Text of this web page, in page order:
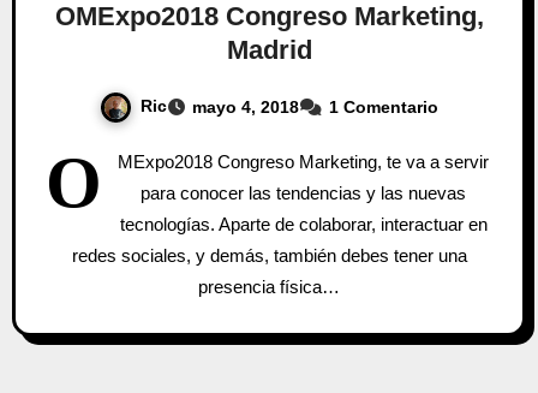
OMExpo2018 Congreso Marketing,
Madrid
Ric mayo 4, 2018 1 Comentario
O
MExpo2018 Congreso Marketing, te va a servir
para conocer las tendencias y las nuevas
tecnologías. Aparte de colaborar, interactuar en
redes sociales, y demás, también debes tener una
presencia física…